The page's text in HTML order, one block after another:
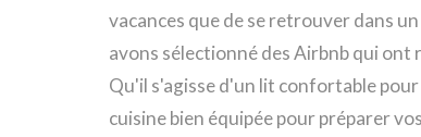
vacances que de se retrouver dans
avons sélectionné des Airbnb qui
Qu'il s'agisse d'un lit confortable
cuisine bien équipée pour préparer